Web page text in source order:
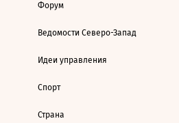
Форум
Ведомости Северо-Запад
Идеи управления
Спорт
Страна